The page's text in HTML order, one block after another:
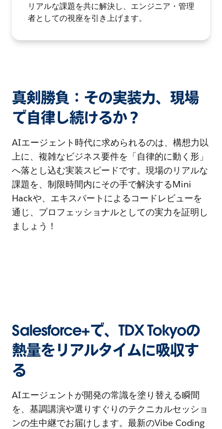
リアルな課題を共に解決し、エンジニア・管理
者としての視座を引き上げます。
真剣勝負：その実装力、現場
で自律し続けるか？
AIエージェント時代に求められるのは、構想力以
上に、複雑なビジネス要件を「自律的に動く形」
へ落とし込む実装スピードです。現場のリアルな
課題を、制限時間内にその手で解決するMini
Hackや、エキスパートによるコードレビューを
通じ、プロフェッショナルとしての実力を証明し
ましょう！
Salesforce+で、TDX Tokyoの
熱量をリアルタイムに吸収す
る
AIエージェントが開発の常識を塗り替える瞬間
を、基調講演や選りすぐりのテクニカルセッショ
ンの生中継でお届けします。最新のVibe Coding